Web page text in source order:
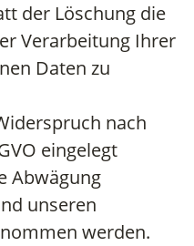
der Löschung die
Verarbeitung Ihrer
Daten zu
nach
eingelegt
Abwägung
unseren
werden.